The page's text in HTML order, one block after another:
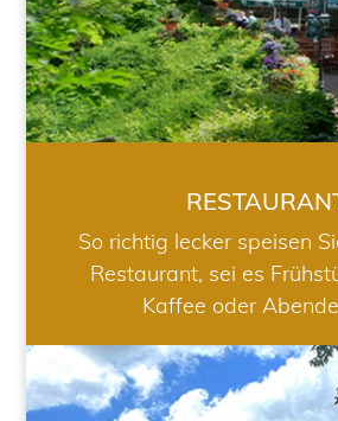
So richtig lecker speisen
Restaurant, sei es
Kaffee oder